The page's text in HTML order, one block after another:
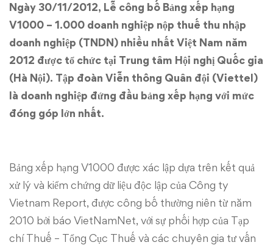
nghiệp
lớn
nhất
Việt
Nam
Ngày 30/11/2012, Lễ công bố Bảng xếp hạng
V1000 – 1.000 doanh nghiệp nộp thuế thu nhập
doanh nghiệp (TNDN) nhiều nhất Việt Nam năm
2012 được tổ chức tại Trung tâm Hội nghị Quốc gia
(Hà Nội). Tập đoàn Viễn thông Quân đội (Viettel)
là doanh nghiệp đứng đầu bảng xếp hạng với mức
đóng góp lớn nhất.
Bảng xếp hạng V1000 được xác lập dựa trên kết quả
xử lý và kiểm chứng dữ liệu độc lập của Công ty
Vietnam Report, được công bố thường niên từ năm
2010 bởi báo VietNamNet, với sự phối hợp của Tạp
chí Thuế – Tổng Cục Thuế và các chuyên gia tư vấn